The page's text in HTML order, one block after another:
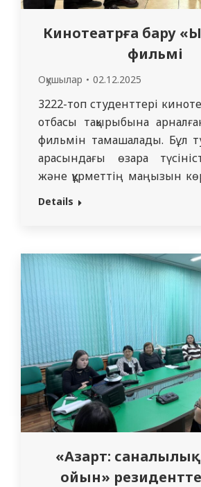
Кинотеатрға бару
фильмі
Оқушылар 02.12.2025
3222-топ студенттері
отбасы тақырыбына
фильмін тамашалады. Бұл
арасындағы өзара
және құрметтің маңызын
отбасының негізін
әлеуметтік
ықпал етеді. Медициналық
студенттері үшін эмпатия,
және сезімталдық секілді
маңызы зор,…
Details
«Азарт: саналылық
ойын»